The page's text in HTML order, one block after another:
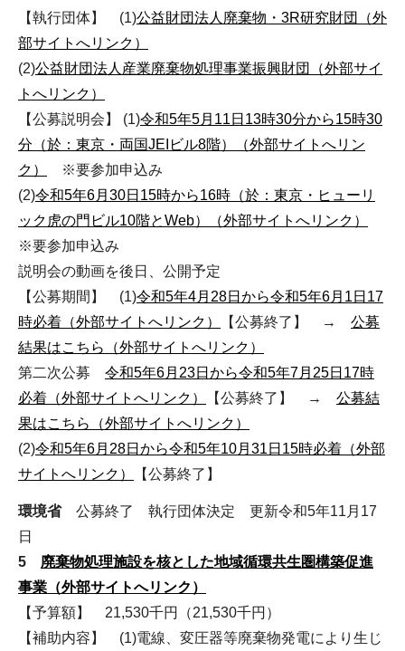
【執行団体】 (1)公益財団法人廃棄物・3R研究財団（外
部サイトへリンク）
(2)公益財団法人産業廃棄物処理事業振興財団（外部サイ
トへリンク）
【公募説明会】 (1)令和5年5月11日13時30分から15時30
分（於：東京・両国JEIビル8階）（外部サイトへリン
ク）
※要参加申込み
(2)令和5年6月30日15時から16時（於：東京・ヒューリ
ック虎の門ビル10階とWeb）（外部サイトへリンク）
※要参加申込み
説明会の動画を後日、公開予定
【公募期間】 (1)令和5年4月28日から令和5年6月1日17
時必着（外部サイトへリンク）
【公募終了】 → 公募
結果はこちら（外部サイトへリンク）
第二次公募 令和5年6月23日から令和5年7月25日17時
必着（外部サイトへリンク）
【公募終了】 → 公募結
果はこちら（外部サイトへリンク）
(2)令和5年6月28日から令和5年10月31日15時必着（外部
サイトへリンク）
【公募終了】
環境省公募終了 執行団体決定 更新令和5年11月17
日
5 廃棄物処理施設を核とした地域循環共生圏構築促進
事業（外部サイトへリンク）
【予算額】 21,530千円（21,530千円）
【補助内容】 (1)電線、変圧器等廃棄物発電により生じ